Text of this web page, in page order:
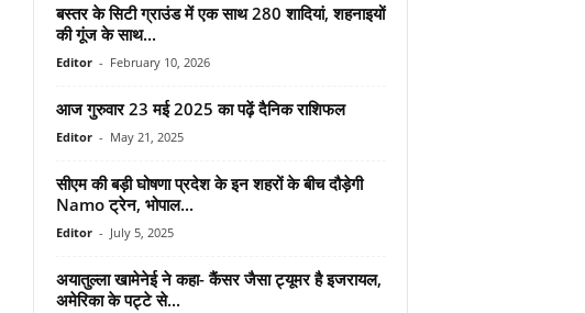
बस्तर के सिटी ग्राउंड में एक साथ 280 शादियां, शहनाइयों
की गूंज के साथ...
Editor - February 10, 2026
आज गुरुवार 23 मई 2025 का पढ़ें दैनिक राशिफल
Editor - May 21, 2025
सीएम की बड़ी घोषणा प्रदेश के इन शहरों के बीच दौड़ेगी
Namo ट्रेन, भोपाल...
Editor - July 5, 2025
अयातुल्ला खामेनेई ने कहा- कैंसर जैसा ट्यूमर है इजरायल,
अमेरिका के पट्टे से...